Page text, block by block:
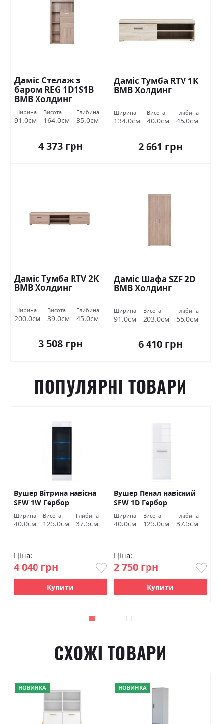
Даміс Стелаж з
баром REG 1D1S1В
ВМВ Холдинг
Ширина
91.0см
Висота
164.0см
Глибина
35.0см
4 373 грн
Даміс Тумба RTV 1К
ВМВ Холдинг
Ширина
134.0см
Висота
40.0см
Глибина
45.0см
2 661 грн
Даміс Тумба RTV 2К
ВМВ Холдинг
Ширина
200.0см
Висота
39.0см
Глибина
45.0см
3 508 грн
Даміс Шафа SZF 2D
ВМВ Холдинг
Ширина
91.0см
Висота
203.0см
Глибина
55.0см
6 410 грн
ПОПУЛЯРНІ ТОВАРИ
Вушер Вітрина навісна
SFW 1W Гербор
Ширина
40.0см
Висота
125.0см
Глибина
37.5см
Ціна:
4 040 грн
Купити
Вушер Пенал навісний
SFW 1D Гербор
Ширина
40.0см
Висота
125.0см
Глибина
37.5см
Ціна:
2 750 грн
Купити
СХОЖІ ТОВАРИ
НОВИНКА НОВИНКА